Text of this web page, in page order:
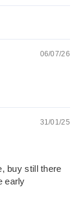
06/07/26
31/01/25
buy still there
early